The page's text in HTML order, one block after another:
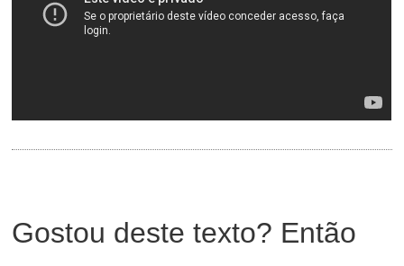
Gostou deste texto? Então